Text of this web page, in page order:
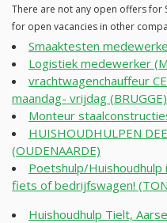
There are not any open offers for
for open vacancies in other
Smaaktesten
Logistiek medewerker
vrachtwagenchauffeur
maandag- vrijdag (BRUGGE)
Monteur
HUISHOUDHULPEN
(OUDENAARDE)
Poetshulp/
fiets of bedrijfswagen!
Huishoudhulp Tielt,